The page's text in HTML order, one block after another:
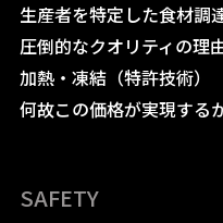
生産者を特定した食材調
圧倒的なクオリティの理
加熱・凍結（特許技術）
何故この価格が実現する
SAFETY